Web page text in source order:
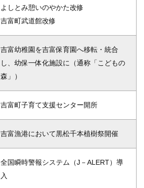
よしとみ憩いのやかた改修
吉富町武道館改修
吉富幼稚園を吉富保育園へ移転・統合
し、幼保一体化施設に（通称「こどもの
森」）
吉富町子育て支援センター開所
吉富漁港において黒松千本植樹祭開催
全国瞬時警報システム（J－ALERT）導
入